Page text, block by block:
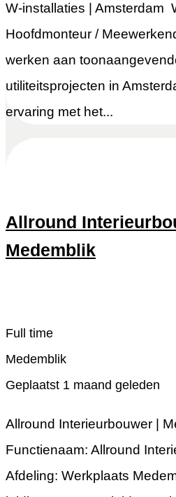
W-installaties | Amsterdam
Hoofdmonteur /
werken aan
utiliteitsprojecten in
ervaring met het...
Allround
Medemblik
Full time
Medemblik
Geplaatst 1 maand geleden
Allround Interieurbouwer |
Functienaam: Allround
Afdeling: Werkplaats